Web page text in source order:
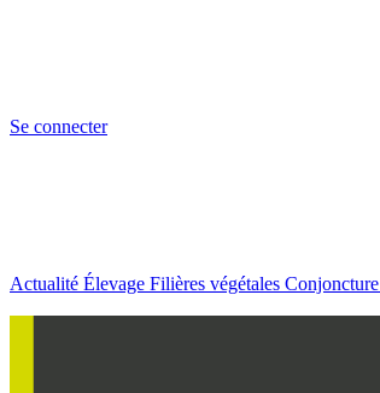
Se connecter
Actualité Élevage Filières végétales Conjoncture